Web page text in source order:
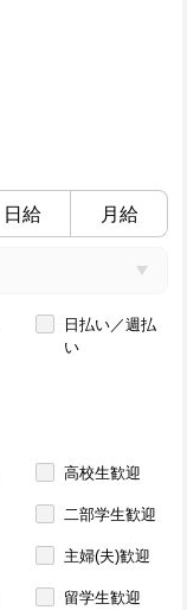
日給 月給
日払い／週払
い
高校生歓迎
二部学生歓迎
主婦(夫)歓迎
留学生歓迎